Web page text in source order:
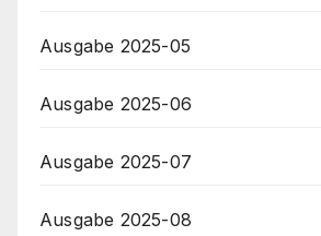
Ausgabe 2025-05
Ausgabe 2025-06
Ausgabe 2025-07
Ausgabe 2025-08